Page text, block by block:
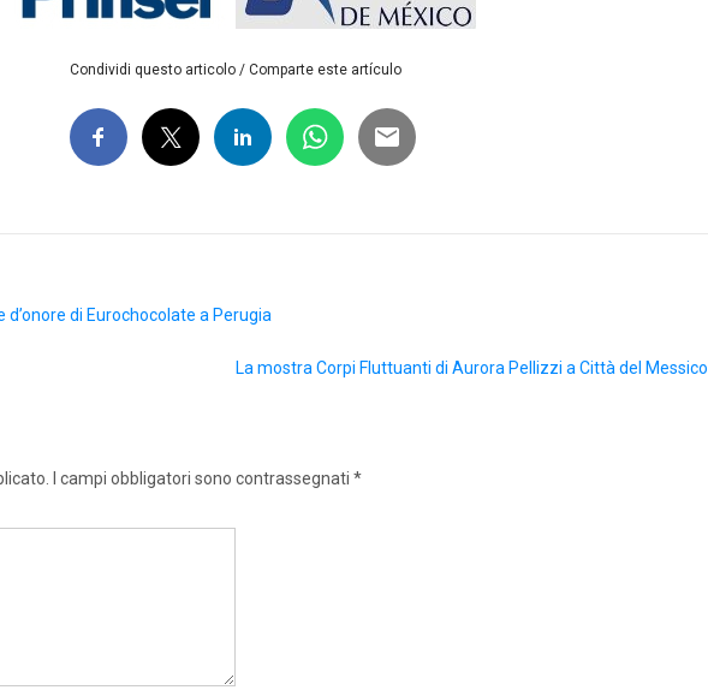
Condividi questo articolo / Comparte este artículo
d’onore di Eurochocolate a Perugia
La mostra Corpi Fluttuanti di Aurora Pellizzi a Città del Messico
I campi obbligatori sono contrassegnati *